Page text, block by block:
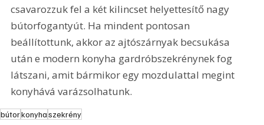
csavarozzuk fel a két kilincset helyettesítő nagy
bútorfogantyút. Ha mindent pontosan
beállítottunk, akkor az ajtószárnyak becsukása
után e modern konyha gardróbszekrénynek fog
látszani, amit bármikor egy mozdulattal megint
konyhává varázsolhatunk.
bútorkonyhaszekrény